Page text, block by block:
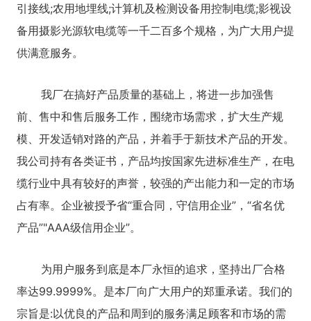
引接线;农用地埋线;计算机及检测设备用控制电缆;影视设
备用摄影光源软电缆等一千二百多个规格，为广大用户提
供满意服务。
我厂在搞好产品质量的基础上，将进一步加强售
前、售中和售后服务工作，围绕市场需求，扩大生产规
模、开发适销对路的产品，并着手于新技术产品的开发。
我公司持有各类证书，产品均按国家先进标准生产，在电
缆行业中具有较好的声誉，较强的产出能力和一定的市场
占有率。企业被授予省“重合同，守信用企业”，“省名优
产品”"AAA级信用企业”。
为用户服务到底是本厂永恒的追求，坚持出厂合格
率达99.9999%。是本厂向广大用户的郑重承诺。我们的
宗旨是:以优良的产品和周到的服务满足顾客和市场的需